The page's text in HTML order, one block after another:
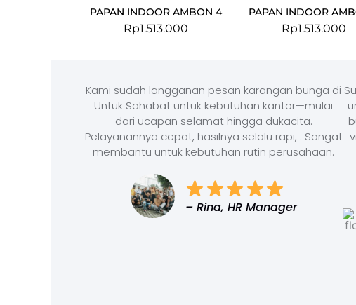
PAPAN INDOOR AMBON 4
Rp1.513.000
PAPAN INDOOR
Rp1.513.000
Kami sudah langganan pesan karangan bunga di
Untuk Sahabat untuk kebutuhan kantor—mulai
dari ucapan selamat hingga dukacita.
Pelayanannya cepat, hasilnya selalu rapi, . Sangat
membantu untuk kebutuhan rutin perusahaan.
– Rina, HR Manager